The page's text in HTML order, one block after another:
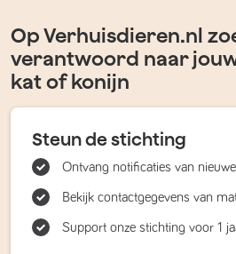
Op Verhuisdieren.nl
verantwoord naar
kat of konijn
Steun de stichting
Ontvang notificaties van
Bekijk contactgegevens van
Support onze stichting voor 1